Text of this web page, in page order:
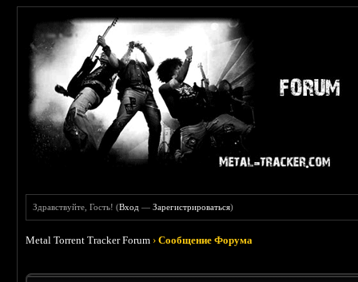
Здравствуйте, Гость! (Вход —Зарегистрироваться)
Metal Torrent Tracker Forum ›Сообщение Форума